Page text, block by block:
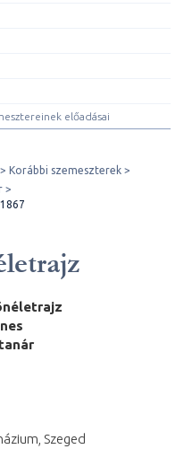
előadásai
Korábbi szemeszterek
Szeged